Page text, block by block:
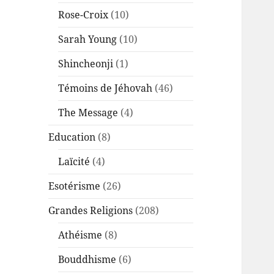
Rose-Croix(10)
Sarah Young (10)
Shincheonji (1)
Témoins de Jéhovah (46)
The Message (4)
Education (8)
Laïcité (4)
Esotérisme (26)
Grandes Religions (208)
Athéisme (8)
Bouddhisme (6)